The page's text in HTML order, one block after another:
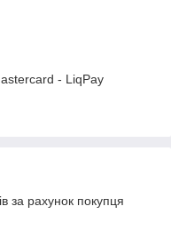
- LiqPay
за рахунок покупця